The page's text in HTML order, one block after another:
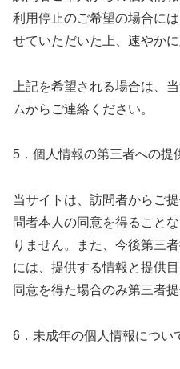
利用停止のご希望の場合に
せていただいた上、速やか
上記を希望される場合は、
ムからご連絡ください。
5．個人情報の第三者への提
当サイトは、訪問者からご
問者本人の同意を得ること
りません。また、今後第三
には、提供する情報と提供
同意を得た場合のみ第三者提
6．未成年の個人情報につい